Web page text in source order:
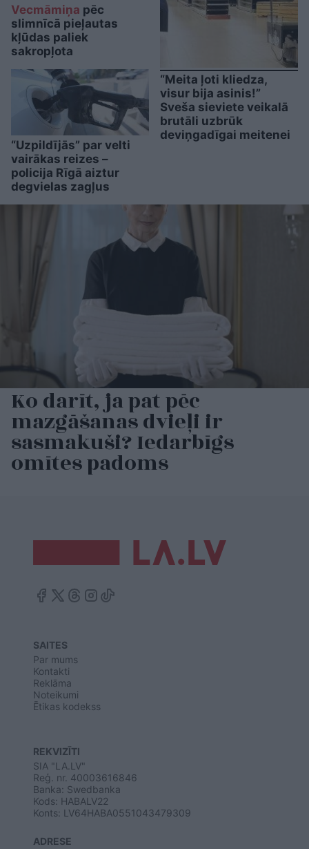
Vecmāmiņa pēc
slimnīcā pieļautas
kļūdas paliek
sakropļota
“Uzpildījās” par velti
vairākas reizes –
policija Rīgā aiztur
degvielas zagļus
“Meita ļoti kliedza,
visur bija asinis!”
Sveša sieviete veikalā
brutāli uzbrūk
deviņgadīgai meitenei
Ko darīt, ja pat pēc
mazgāšanas dvieļi ir
sasmakuši? Iedarbīgs
omītes padoms
SAITES
Par mums
Kontakti
Reklāma
Noteikumi
Ētikas kodekss
REKVIZĪTI
SIA "LA.LV"
Reģ. nr. 40003616846
Banka: Swedbanka
Kods: HABALV22
Konts: LV64HABA0551043479309
ADRESE